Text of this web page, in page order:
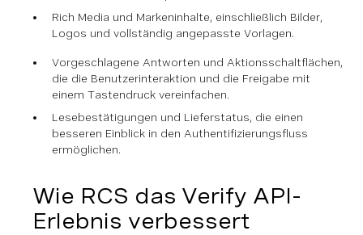
Rich Media und Markeninhalte, einschließlich Bilder,
Logos und vollständig angepasste Vorlagen.
Vorgeschlagene Antworten und Aktionsschaltflächen,
die die Benutzerinteraktion und die Freigabe mit
einem Tastendruck vereinfachen.
Lesebestätigungen und Lieferstatus, die einen
besseren Einblick in den Authentifizierungsfluss
ermöglichen.
Wie RCS das Verify API-
Erlebnis verbessert